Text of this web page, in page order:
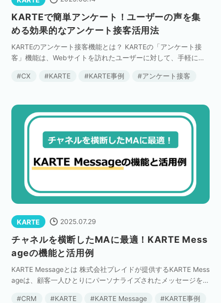
KARTEで簡単アンケート！ユーザーの声を集
める効果的なアンケート接客活用法
KARTEのアンケート接客機能とは？ KARTEの「アンケート接
客」機能は、Webサイトを訪れたユーザーに対して、手軽にア
の声をリアルタイムで収集し、サービスやサ […]
CX KARTE KARTE事例 アンケート接客
KARTE 2025.07.29
チャネルを横断したMAに最適！KARTE Mess
ageの機能と活用例
KARTE Messageとは 株式会社プレイドが提供するKARTE Mess
ageは、顧客一人ひとりにパーソナライズされたメッセージを届
CRM KARTE KARTE Message
KARTE事例